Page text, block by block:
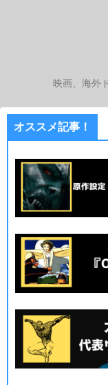
映画、海外
オススメ記事！